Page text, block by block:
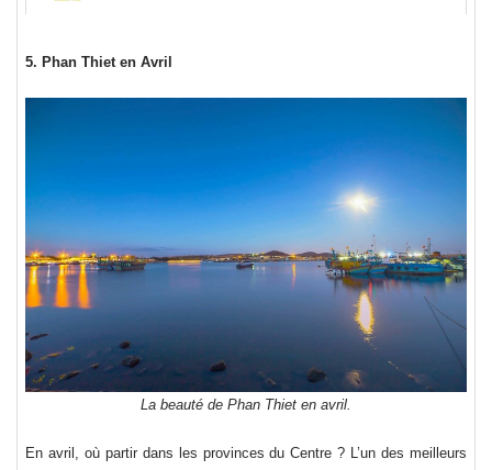
5. Phan Thiet en Avril
La beauté de Phan Thiet en avril.
En avril, où partir dans les provinces du Centre ? L’un des meilleurs